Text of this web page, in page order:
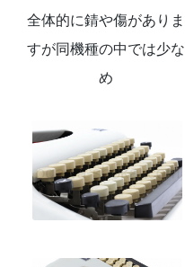
全体的に錆や傷がありま
すが同機種の中では少な
め